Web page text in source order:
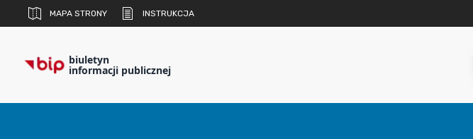
MAPA STRONY INSTRUKCJA
biuletyn
informacji publicznej